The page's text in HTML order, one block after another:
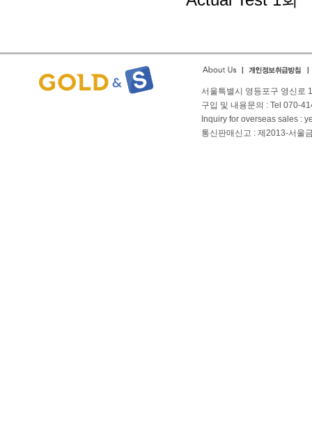
서울특별시 영등포구 영신로
구입 및 내용문의 : Tel 070-
Inquiry for overseas sales :
통신판매신고 : 제2013-서울